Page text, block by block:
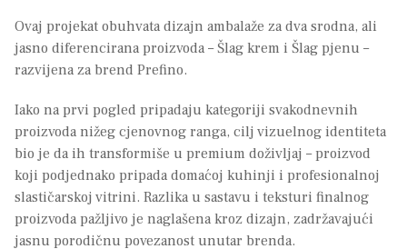
Ovaj projekat obuhvata dizajn ambalaže za dva srodna, ali
jasno diferencirana proizvoda – Šlag krem i Šlag pjenu –
razvijena za brend Prefino.
Iako na prvi pogled pripadaju kategoriji svakodnevnih
proizvoda nižeg cjenovnog ranga, cilj vizuelnog identiteta
bio je da ih transformiše u premium doživljaj – proizvod
koji podjednako pripada domaćoj kuhinji i profesionalnoj
slastičarskoj vitrini. Razlika u sastavu i teksturi finalnog
proizvoda pažljivo je naglašena kroz dizajn, zadržavajući
jasnu porodičnu povezanost unutar brenda.